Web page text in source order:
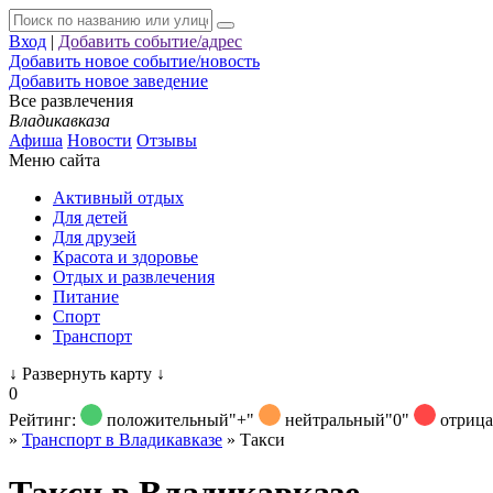
Вход | Добавить событие/адрес
Добавить новое событие/новость
Добавить новое заведение
Все развлечения
Владикавказа
Афиша Новости Отзывы
Меню сайта
Активный отдых
Для детей
Для друзей
Красота и здоровье
Отдых и развлечения
Питание
Спорт
Транспорт
↓ Развернуть карту ↓
0
Рейтинг:
положительный"+" нейтральный"0"
» Транспорт в Владикавказе » Такси